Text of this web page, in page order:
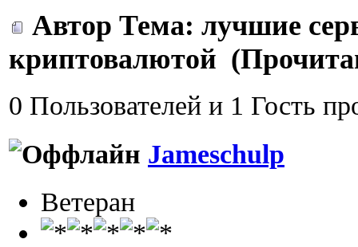
Автор Тема: лучшие
криптовалютой
0 Пользователей и 1 Гость
Jameschulp
Ветеран